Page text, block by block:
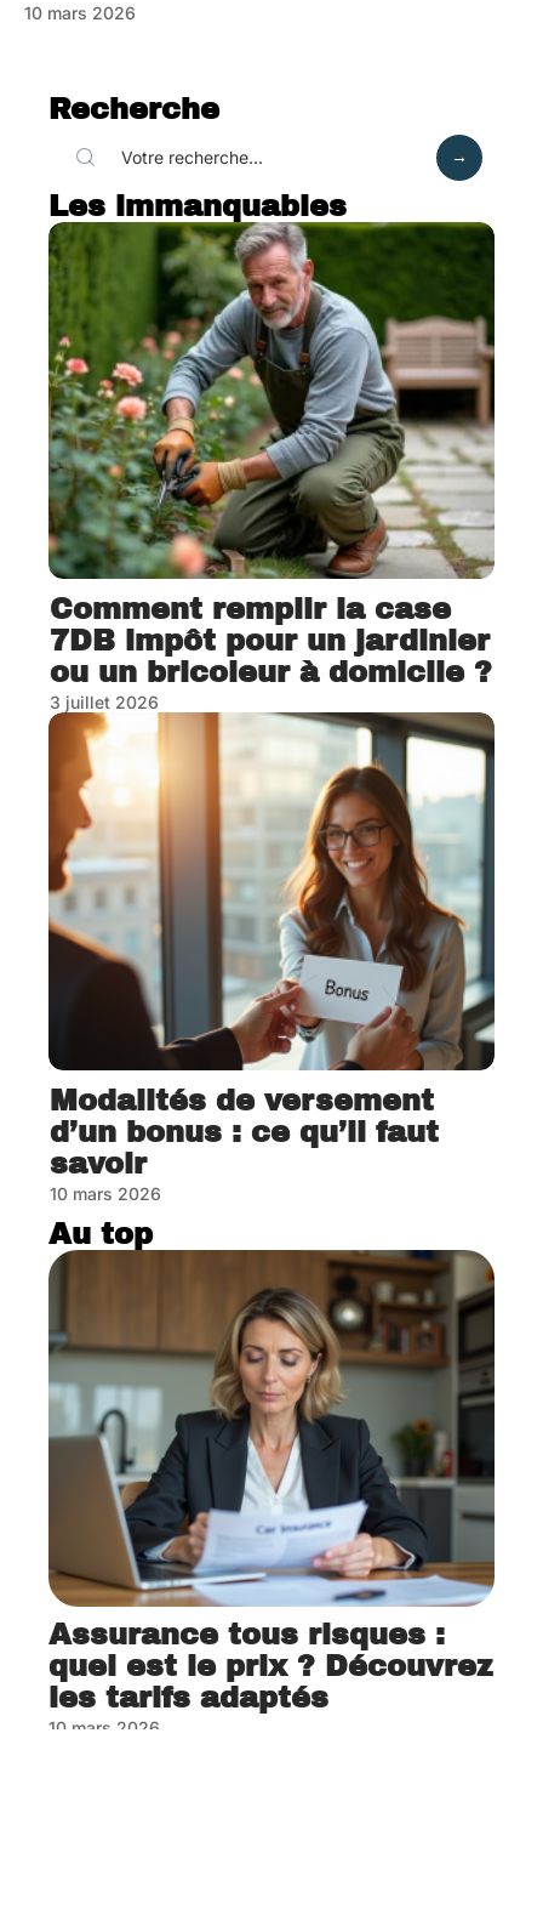
10 mars 2026
Recherche
Les immanquables
Comment remplir la case
7DB impôt pour un jardinier
ou un bricoleur à domicile ?
3 juillet 2026
Modalités de versement
d’un bonus : ce qu’il faut
savoir
10 mars 2026
Au top
Assurance tous risques :
quel est le prix ? Découvrez
les tarifs adaptés
10 mars 2026